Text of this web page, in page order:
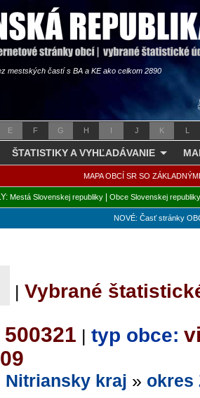
mestských častí s BA a KE ako celkom 2890
E F G H I J K L
ŠTATISTIKY A VYHĽADÁVANIE
MAPA OBCÍ SR SO
Mestá Slovenskej republiky| Obce Slovenskej republiky
NOVÉ: Časť stránky
|Vybrané
500321 | typ obce:
Nitriansky kraj » okres